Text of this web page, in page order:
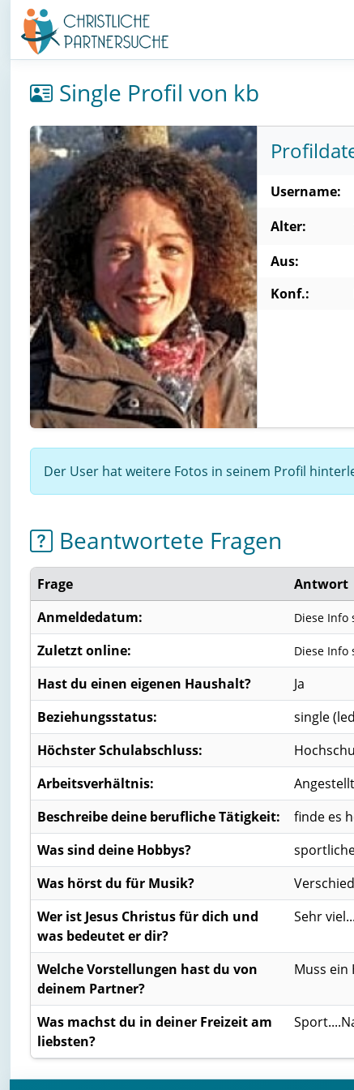
Single Profil von kb
Username:
Alter:
Aus:
Konf.:
Der User hat weitere Fotos in seinem Profil
Beantwortete Fragen
Frage
Antwort
Anmeldedatum:
Diese Info
Zuletzt online: Diese Info
Hast du einen eigenen Haushalt?
Ja
Beziehungsstatus:
single
Höchster Schulabschluss:
Arbeitsverhältnis:
Beschreibe deine berufliche Tätigkeit:
finde es
Was sind deine Hobbys?
Was hörst du für Musik?
Wer ist Jesus Christus für dich und
was bedeutet er dir?
Sehr
Welche Vorstellungen hast du von
deinem Partner?
Muss ein
Was machst du in deiner Freizeit am
liebsten?